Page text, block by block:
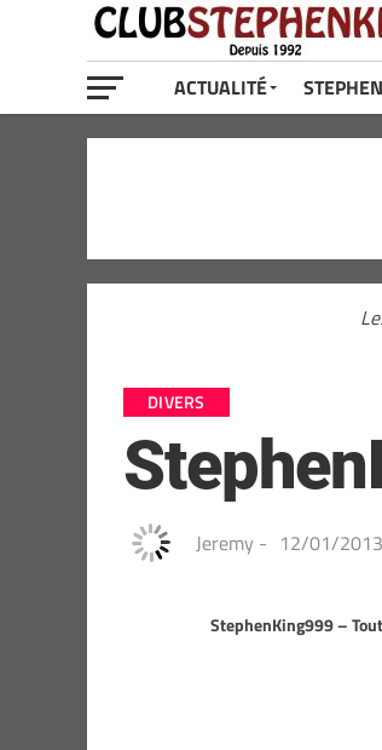
ACTUALITÉ
DIVERS
Jeremy - 12/01/2013
StephenKing999 –